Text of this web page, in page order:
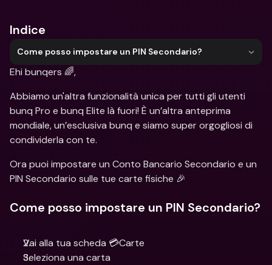
Indice
Come posso impostare un PIN Secondario?
Ehi bunqers 🌈,
Abbiamo un'altra funzionalità unica per tutti gli utenti
bunq Pro e bunq Elite là fuori! È un’altra anteprima
mondiale, un’esclusiva bunq e siamo super orgogliosi di
condividerla con te.
Ora puoi impostare un Conto Bancario Secondario e un
PIN Secondario sulle tue carte fisiche 🎉
Come posso impostare un PIN Secondario?
Vai alla tua scheda 💳Carte
Seleziona una carta